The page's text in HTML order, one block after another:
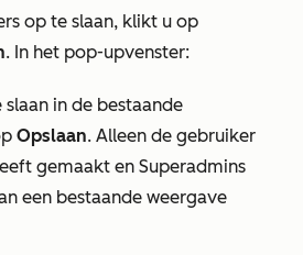
op te slaan, klikt u op
. In het pop-upvenster:
in de bestaande
Opslaan. Alleen de gebruiker
gemaakt en Superadmins
een bestaande weergave